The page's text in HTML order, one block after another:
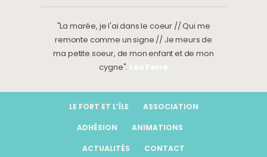
"La marée, je l'ai dans le coeur // Qui me
remonte comme un signe // Je meurs de
ma petite soeur, de mon enfant et de mon
cygne". Léo Ferré
LE FORT ET L’ÎLE ASSOCIATION
ADHÉSION ANIMATIONS
ACTUALITÉS CONTACT